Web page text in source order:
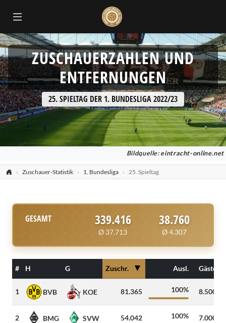
ZUSCHAUERZAHLEN UND
ENTFERNUNGEN
25. SPIELTAG DER 1. BUNDESLIGA 2022/23
Bildquelle: eintracht-online.net
Zuschauer-Statistik 1. Bundesliga 25. Spieltag
GESAMT 339.416
Ø 37.713
38.760
Ø 4.307
# H G Zuschr. ▼ Ausl. Gäste
1 BVB KOE 81.365 100% 8.500
2 BMG SVW 54.042 100% 7.000